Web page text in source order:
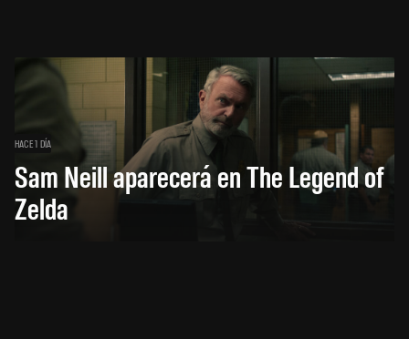
HACE 1 DÍA
Sam Neill aparecerá en The Legend of
Zelda